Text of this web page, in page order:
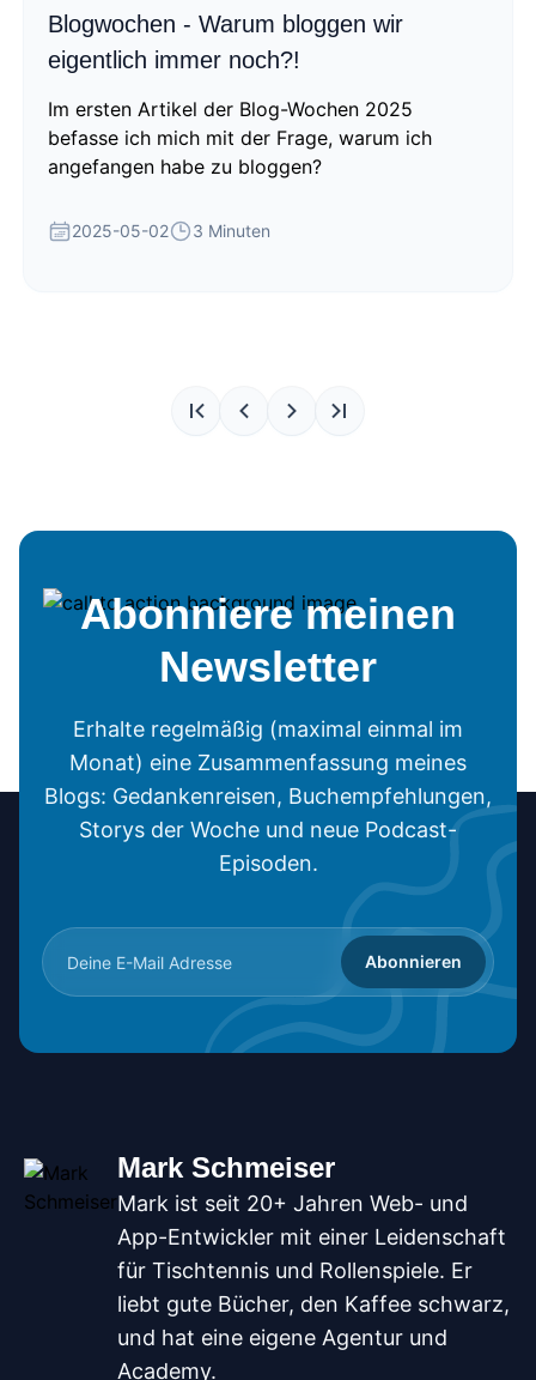
Blogwochen - Warum bloggen wir
eigentlich immer noch?!
Im ersten Artikel der Blog-Wochen 2025
befasse ich mich mit der Frage, warum ich
angefangen habe zu bloggen?
2025-05-02 3 Minuten
Abonniere meinen
Newsletter
Erhalte regelmäßig (maximal einmal im
Monat) eine Zusammenfassung meines
Blogs: Gedankenreisen, Buchempfehlungen,
Storys der Woche und neue Podcast-
Episoden.
Abonnieren
Mark Schmeiser
Mark ist seit 20+ Jahren Web- und
App-Entwickler mit einer Leidenschaft
für Tischtennis und Rollenspiele. Er
liebt gute Bücher, den Kaffee schwarz,
und hat eine eigene Agentur und
Academy.